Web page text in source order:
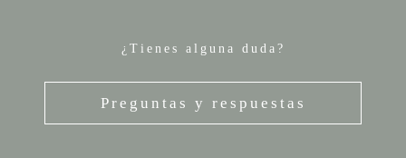
¿Tienes alguna duda?
Preguntas y respuestas